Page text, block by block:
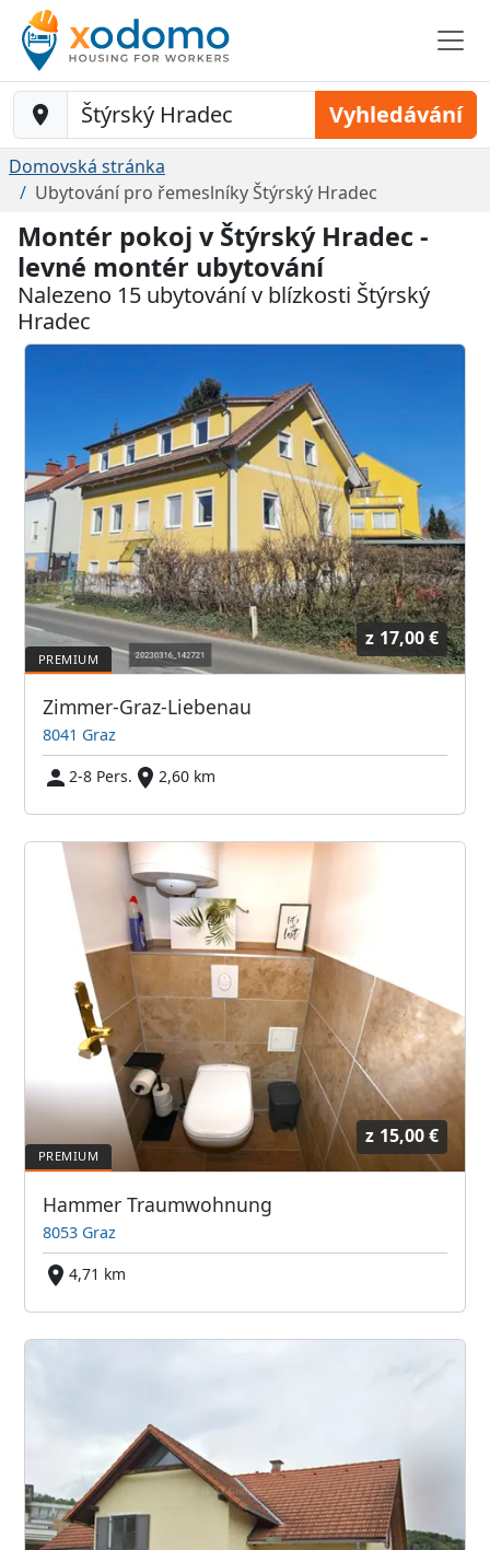
Baustelle-Location Vyhledávání
Domovská stránka
Ubytování pro řemeslníky Štýrský Hradec
Montér pokoj v Štýrský Hradec -
levné montér ubytování
Nalezeno 15 ubytování v blízkosti Štýrský
Hradec
z 17,00 €
Zimmer-Graz-Liebenau
8041 Graz
2-8 Pers.
2,60 km
z 15,00 €
Hammer Traumwohnung
8053 Graz
4,71 km